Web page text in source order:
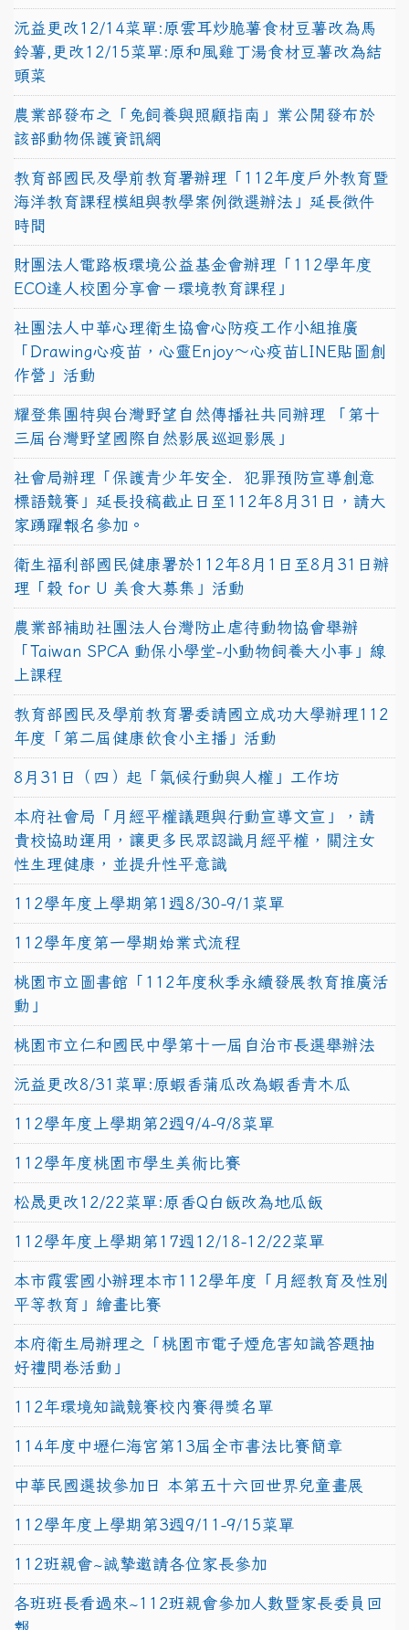
沅益更改12/14菜單:原雲耳炒脆薯食材豆薯改為馬
鈴薯,更改12/15菜單:原和風雞丁湯食材豆薯改為結
頭菜
農業部發布之「兔飼養與照顧指南」業公開發布於
該部動物保護資訊網
教育部國民及學前教育署辦理「112年度戶外教育暨
海洋教育課程模組與教學案例徵選辦法」延長徵件
時間
財團法人電路板環境公益基金會辦理「112學年度
ECO達人校園分享會－環境教育課程」
社團法人中華心理衛生協會心防疫工作小組推廣
「Drawing心疫苗，心靈Enjoy〜心疫苗LINE貼圖創
作營」活動
耀登集團特與台灣野望自然傳播社共同辦理 「第十
三屆台灣野望國際自然影展巡迴影展」
社會局辦理「保護青少年安全．犯罪預防宣導創意
標語競賽」延長投稿截止日至112年8月31日，請大
家踴躍報名參加。
衛生福利部國民健康署於112年8月1日至8月31日辦
理「穀 for U 美食大募集」活動
農業部補助社團法人台灣防止虐待動物協會舉辦
「Taiwan SPCA 動保小學堂-小動物飼養大小事」線
上課程
教育部國民及學前教育署委請國立成功大學辦理112
年度「第二屆健康飲食小主播」活動
8月31日（四）起「氣候行動與人權」工作坊
本府社會局「月經平權議題與行動宣導文宣」，請
貴校協助運用，讓更多民眾認識月經平權，關注女
性生理健康，並提升性平意識
112學年度上學期第1週8/30-9/1菜單
112學年度第一學期始業式流程
桃園市立圖書館「112年度秋季永續發展教育推廣活
動」
桃園市立仁和國民中學第十一屆自治市長選舉辦法
沅益更改8/31菜單:原蝦香蒲瓜改為蝦香青木瓜
112學年度上學期第2週9/4-9/8菜單
112學年度桃園市學生美術比賽
松晟更改12/22菜單:原香Q白飯改為地瓜飯
112學年度上學期第17週12/18-12/22菜單
本市霞雲國小辦理本市112學年度「月經教育及性別
平等教育」繪畫比賽
本府衛生局辦理之「桃園市電子煙危害知識答題抽
好禮問卷活動」
112年環境知識競賽校內賽得獎名單
114年度中壢仁海宮第13屆全市書法比賽簡章
中華民國選拔參加日 本第五十六回世界兒童畫展
112學年度上學期第3週9/11-9/15菜單
112班親會~誠摯邀請各位家長參加
各班班長看過來~112班親會參加人數暨家長委員回
報